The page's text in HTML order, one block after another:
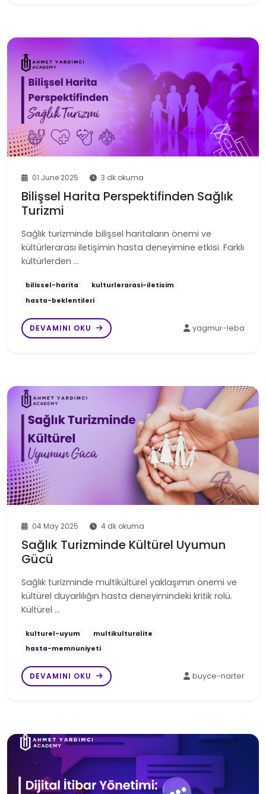
01 June 2025 3 dk okuma
Bilişsel Harita Perspektifinden Sağlık
Turizmi
Sağlık turizminde bilişsel haritaların önemi ve
kültürlerarası iletişimin hasta deneyimine etkisi. Farklı
kültürlerden …
bilissel-harita
kulturlerarasi-iletisim
hasta-beklentileri
DEVAMINI OKU yagmur-leba
04 May 2025 4 dk okuma
Sağlık Turizminde Kültürel Uyumun
Gücü
Sağlık turizminde multikültürel yaklaşımın önemi ve
kültürel duyarlılığın hasta deneyimindeki kritik rolü.
Kültürel …
kulturel-uyum
multikulturalite
hasta-memnuniyeti
DEVAMINI OKU buyce-narter